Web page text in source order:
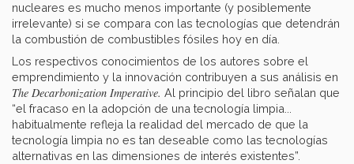
nucleares es mucho menos importante (y posiblemente
irrelevante) si se compara con las tecnologías que detendrán
la combustión de combustibles fósiles hoy en día.
Los respectivos conocimientos de los autores sobre el
emprendimiento y la innovación contribuyen a sus análisis en
The Decarbonization Imperative. Al principio del libro señalan que
“el fracaso en la adopción de una tecnología limpia...
habitualmente refleja la realidad del mercado de que la
tecnología limpia no es tan deseable como las tecnologías
alternativas en las dimensiones de interés existentes”.